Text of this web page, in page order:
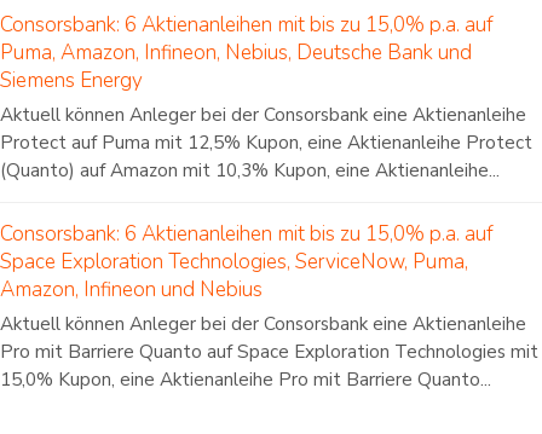
Consorsbank: 6 Aktienanleihen mit bis zu 15,0% p.a. auf
Puma, Amazon, Infineon, Nebius, Deutsche Bank und
Siemens Energy
Aktuell können Anleger bei der Consorsbank eine Aktienanleihe
Protect auf Puma mit 12,5% Kupon, eine Aktienanleihe Protect
(Quanto) auf Amazon mit 10,3% Kupon, eine Aktienanleihe...
Consorsbank: 6 Aktienanleihen mit bis zu 15,0% p.a. auf
Space Exploration Technologies, ServiceNow, Puma,
Amazon, Infineon und Nebius
Aktuell können Anleger bei der Consorsbank eine Aktienanleihe
Pro mit Barriere Quanto auf Space Exploration Technologies mit
15,0% Kupon, eine Aktienanleihe Pro mit Barriere Quanto...